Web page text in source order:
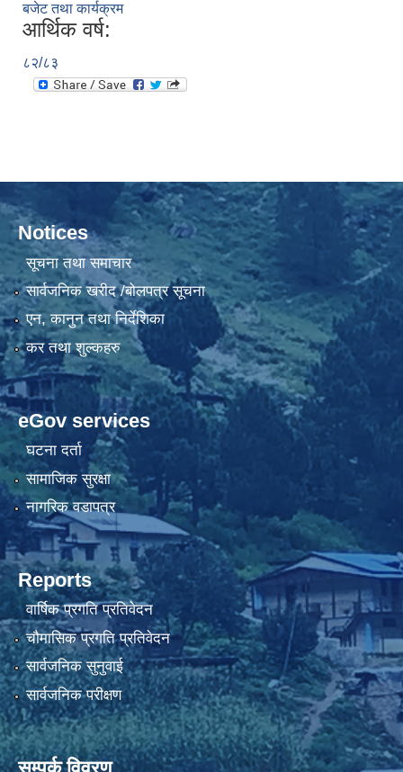
बजेट तथा कार्यक्रम
आर्थिक वर्ष:
८२/८३
Notices
सूचना तथा समाचार
सार्वजनिक खरीद /बोलपत्र सूचना
एन, कानुन तथा निर्देशिका
कर तथा शुल्कहरु
eGov services
घटना दर्ता
सामाजिक सुरक्षा
नागरिक वडापत्र
Reports
वार्षिक प्रगति प्रतिवेदन
चौमासिक प्रगति प्रतिवेदन
सार्वजनिक सुनुवाई
सार्वजनिक परीक्षण